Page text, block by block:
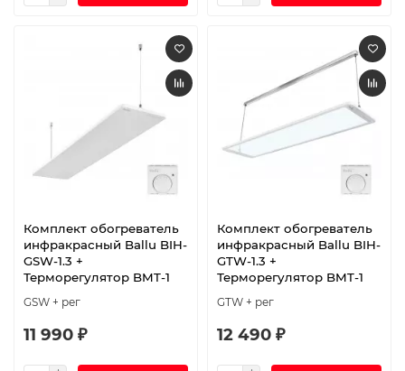
Комплект обогреватель
инфракрасный Ballu BIH-
GSW-1.3 +
Терморегулятор BMT-1
GSW + рег
11 990 ₽
Комплект обогреватель
инфракрасный Ballu BIH-
GTW-1.3 +
Терморегулятор BMT-1
GTW + рег
12 490 ₽